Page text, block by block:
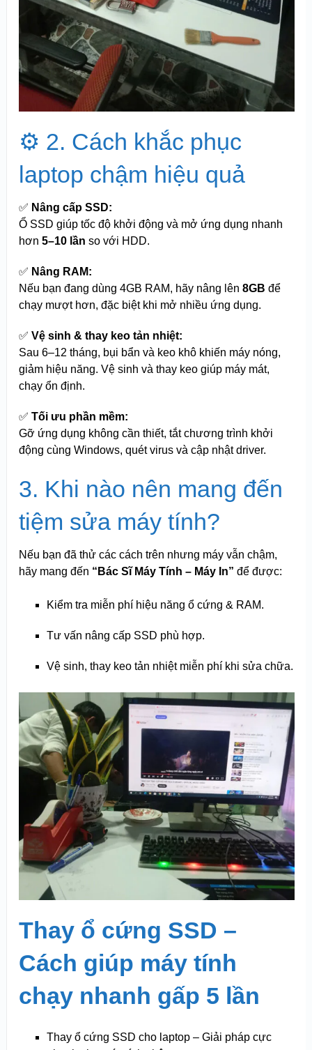
⚙️ 2. Cách khắc phục
laptop chậm hiệu quả
✅ Nâng cấp SSD:
Ổ SSD giúp tốc độ khởi động và mở ứng dụng nhanh
hơn 5–10 lần so với HDD.
✅ Nâng RAM:
Nếu bạn đang dùng 4GB RAM, hãy nâng lên 8GB để
chạy mượt hơn, đặc biệt khi mở nhiều ứng dụng.
✅ Vệ sinh & thay keo tản nhiệt:
Sau 6–12 tháng, bụi bẩn và keo khô khiến máy nóng,
giảm hiệu năng. Vệ sinh và thay keo giúp máy mát,
chạy ổn định.
✅ Tối ưu phần mềm:
Gỡ ứng dụng không cần thiết, tắt chương trình khởi
động cùng Windows, quét virus và cập nhật driver.
3. Khi nào nên mang đến
tiệm sửa máy tính?
Nếu bạn đã thử các cách trên nhưng máy vẫn chậm,
hãy mang đến “Bác Sĩ Máy Tính – Máy In” để được:
Kiểm tra miễn phí hiệu năng ổ cứng & RAM.
Tư vấn nâng cấp SSD phù hợp.
Vệ sinh, thay keo tản nhiệt miễn phí khi sửa chữa.
Thay ổ cứng SSD –
Cách giúp máy tính
chạy nhanh gấp 5 lần
Thay ổ cứng SSD cho laptop – Giải pháp cực